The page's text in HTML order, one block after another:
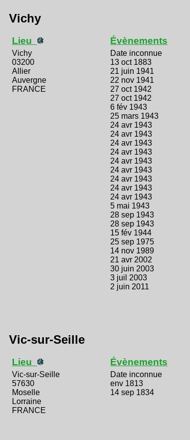
Vichy
Lieu
Vichy
03200
Allier
Auvergne
FRANCE
Évènements
Date inconnue
13 oct 1883
21 juin 1941
22 nov 1941
27 oct 1942
27 oct 1942
6 fév 1943
25 mars 1943
24 avr 1943
24 avr 1943
24 avr 1943
24 avr 1943
24 avr 1943
24 avr 1943
24 avr 1943
24 avr 1943
24 avr 1943
5 mai 1943
28 sep 1943
28 sep 1943
15 fév 1944
25 sep 1975
14 nov 1989
21 avr 2002
30 juin 2003
3 juil 2003
2 juin 2011
Vic-sur-Seille
Lieu
Vic-sur-Seille
57630
Moselle
Lorraine
FRANCE
Évènements
Date inconnue
env 1813
14 sep 1834